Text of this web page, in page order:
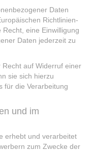
Daten
Richtlinien-
eine Einwilligung
Daten jederzeit zu
auf Widerruf einer
sie sich hierzu
für die Verarbeitung
und im
erhebt und verarbeitet
zum Zwecke der